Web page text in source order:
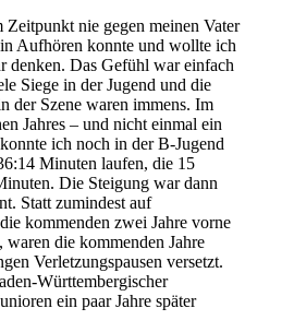
Zeitpunkt nie gegen meinen Vater
Aufhören konnte und wollte ich
denken. Das Gefühl war einfach
Siege in der Jugend und die
der Szene waren immens. Im
Jahres – und nicht einmal ein
ich noch in der B-Jugend
Minuten laufen, die 15
Die Steigung war dann
Statt zumindest auf
kommenden zwei Jahre vorne
die kommenden Jahre
Verletzungspausen versetzt.
Württembergischer
ein paar Jahre später